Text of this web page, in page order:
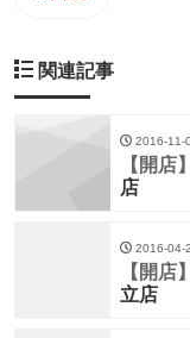
関連記事
2016-11-
【開店】
店
2016-04-
【開店】
立店